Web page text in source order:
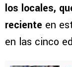
los locales,
reciente en
en las cinco